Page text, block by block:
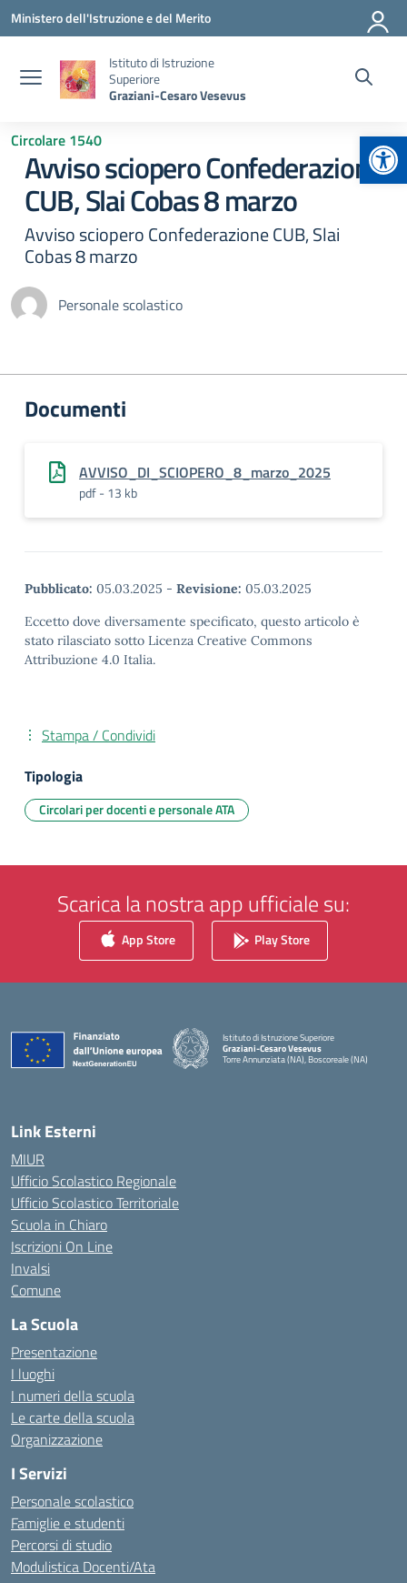
Vai ai contenuti
Vai al menu di navigazione
Vai al footer
Ministero dell'Istruzione e del Merito
Istituto di Istruzione
Superiore
Graziani-Cesaro Vesevus
Circolare 1540
Avviso sciopero Confederazione
CUB, Slai Cobas 8 marzo
Avviso sciopero Confederazione CUB, Slai
Cobas 8 marzo
Personale scolastico
Documenti
AVVISO_DI_SCIOPERO_8_marzo_2025
pdf - 13 kb
Pubblicato: 05.03.2025 - Revisione: 05.03.2025
Eccetto dove diversamente specificato, questo articolo è
stato rilasciato sotto Licenza Creative Commons
Attribuzione 4.0 Italia.
Stampa / Condividi
Tipologia
Circolari per docenti e personale ATA
Scarica la nostra app ufficiale su:
App Store Play Store
Istituto di Istruzione Superiore
Graziani-Cesaro Vesevus
Torre Annunziata (NA), Boscoreale (NA)
Link Esterni
MIUR
Ufficio Scolastico Regionale
Ufficio Scolastico Territoriale
Scuola in Chiaro
Iscrizioni On Line
Invalsi
Comune
La Scuola
Presentazione
I luoghi
I numeri della scuola
Le carte della scuola
Organizzazione
I Servizi
Personale scolastico
Famiglie e studenti
Percorsi di studio
Modulistica Docenti/Ata